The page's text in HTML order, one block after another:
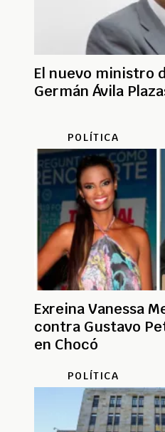
El nuevo ministro
Germán Ávila
POLÍTICA
Exreina Vanessa
contra Gustavo
en Chocó
POLÍTICA